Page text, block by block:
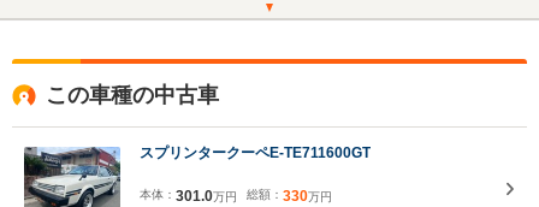
この車種の中古車
スプリンタークーペE-TE711600GT
本体： 301.0万円
総額： 330万円